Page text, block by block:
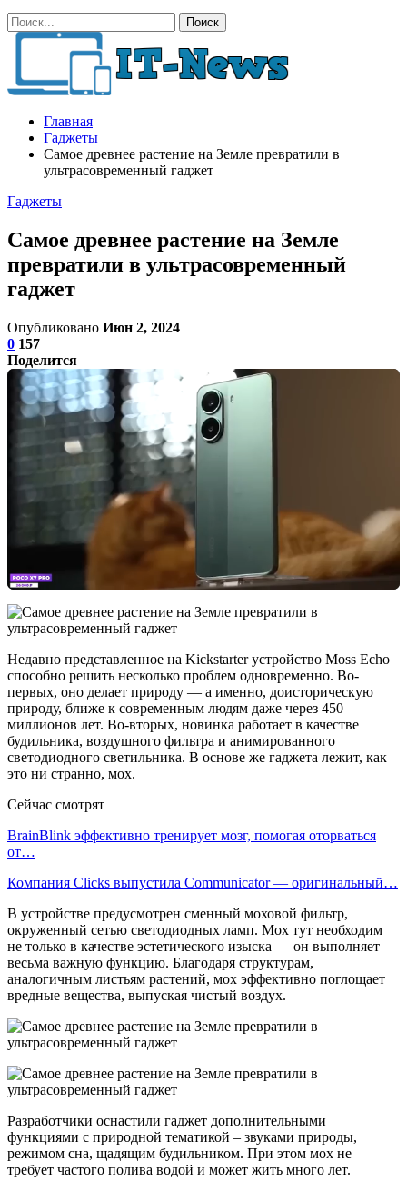
Главная
Гаджеты
Самое древнее растение на Земле превратили в
ультрасовременный гаджет
Гаджеты
Самое древнее растение на Земле
превратили в ультрасовременный
гаджет
Опубликовано Июн 2, 2024
0 157
Поделится
Недавно представленное на Kickstarter устройство Moss Echo
способно решить несколько проблем одновременно. Во-
первых, оно делает природу — а именно, доисторическую
природу, ближе к современным людям даже через 450
миллионов лет. Во-вторых, новинка работает в качестве
будильника, воздушного фильтра и анимированного
светодиодного светильника. В основе же гаджета лежит, как
это ни странно, мох.
Сейчас смотрят
BrainBlink эффективно тренирует мозг, помогая оторваться
от…
Компания Clicks выпустила Communicator — оригинальный…
В устройстве предусмотрен сменный моховой фильтр,
окруженный сетью светодиодных ламп. Мох тут необходим
не только в качестве эстетического изыска — он выполняет
весьма важную функцию. Благодаря структурам,
аналогичным листьям растений, мох эффективно поглощает
вредные вещества, выпуская чистый воздух.
Разработчики оснастили гаджет дополнительными
функциями с природной тематикой – звуками природы,
режимом сна, щадящим будильником. При этом мох не
требует частого полива водой и может жить много лет.